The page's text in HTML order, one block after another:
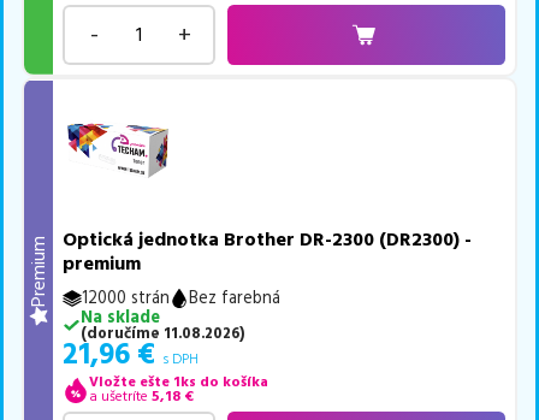
- +
Premium
Optická jednotka Brother DR-2300 (DR2300) -
premium
12000 strán
Bez farebná
Na sklade
(doručíme 11.08.2026)
21,96 € s DPH
Vložte ešte 1ks do košíka
a ušetríte 5,18 €